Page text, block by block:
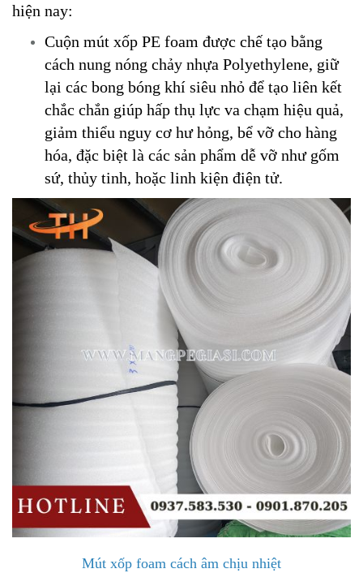
hiện nay:
Cuộn mút xốp PE foam được chế tạo bằng
cách nung nóng chảy nhựa Polyethylene, giữ
lại các bong bóng khí siêu nhỏ để tạo liên kết
chắc chắn giúp hấp thụ lực va chạm hiệu quả,
giảm thiểu nguy cơ hư hỏng, bể vỡ cho hàng
hóa, đặc biệt là các sản phẩm dễ vỡ như gốm
sứ, thủy tinh, hoặc linh kiện điện tử.
Mút xốp foam cách âm chịu nhiệt